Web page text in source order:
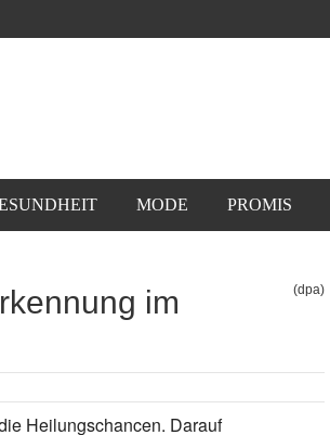
MODE PROMIS
im
(dpa)
Heilungschancen. Darauf